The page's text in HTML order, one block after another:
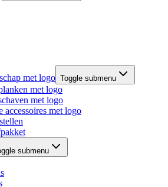
met logo Toggle submenu
met logo
met logo
accessoires met logo
submenu